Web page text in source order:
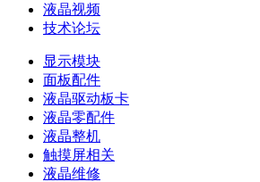
液晶视频
技术论坛
显示模块
面板配件
液晶驱动板卡
液晶零配件
液晶整机
触摸屏相关
液晶维修